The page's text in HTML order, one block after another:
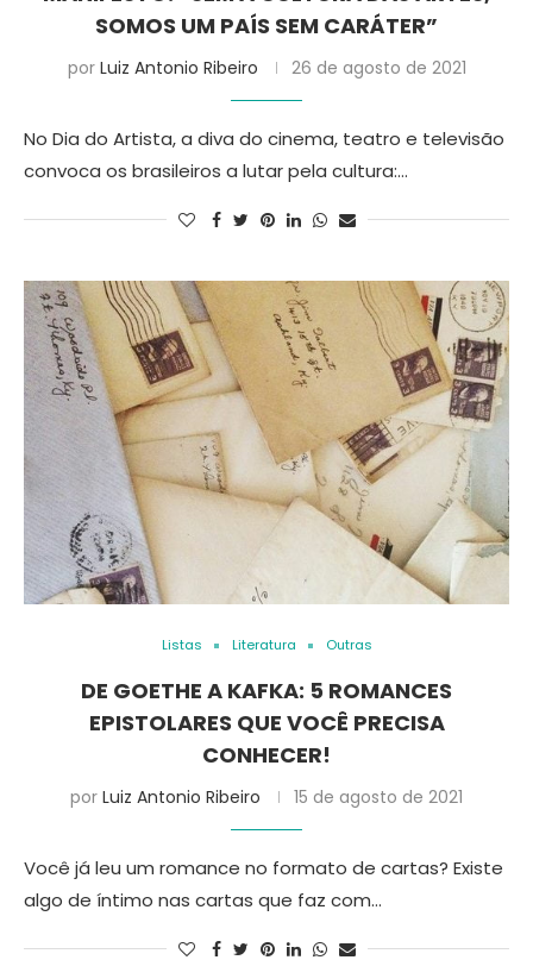
SOMOS UM PAÍS SEM CARÁTER”
por Luiz Antonio Ribeiro 26 de agosto de 2021
No Dia do Artista, a diva do cinema, teatro e televisão
convoca os brasileiros a lutar pela cultura:…
Listas Literatura Outras
DE GOETHE A KAFKA: 5 ROMANCES
EPISTOLARES QUE VOCÊ PRECISA
CONHECER!
por Luiz Antonio Ribeiro 15 de agosto de 2021
Você já leu um romance no formato de cartas? Existe
algo de íntimo nas cartas que faz com…